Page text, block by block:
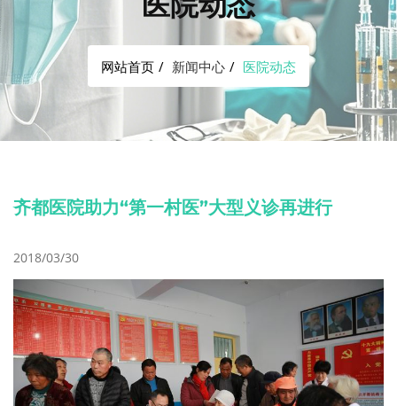
网站首页 新闻中心 医院动态
齐都医院助力“第一村医”大型义诊再进行
2018/03/30